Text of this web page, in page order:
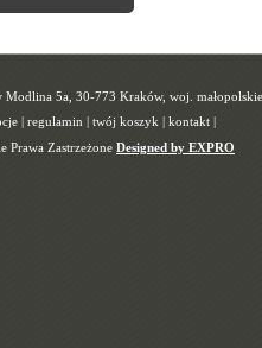
Modlina 5a, 30-773 Kraków, woj.
regulamin twój koszyk kontakt
Prawa Zastrzeżone Designed by EXPRO